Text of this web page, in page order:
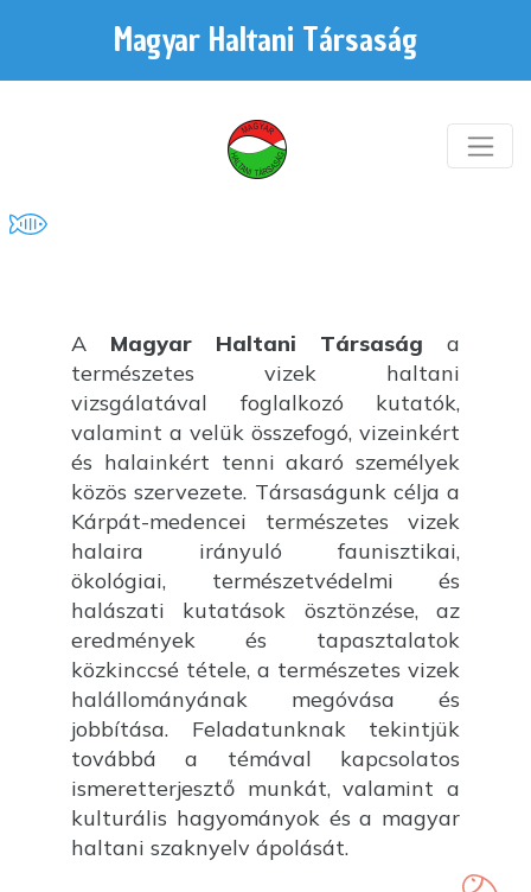
Magyar Haltani Társaság
A Magyar Haltani Társaság a
természetes vizek haltani
vizsgálatával foglalkozó kutatók,
valamint a velük összefogó, vizeinkért
és halainkért tenni akaró személyek
közös szervezete. Társaságunk célja a
Kárpát-medencei természetes vizek
halaira irányuló faunisztikai,
ökológiai, természetvédelmi és
halászati kutatások ösztönzése, az
eredmények és tapasztalatok
közkinccsé tétele, a természetes vizek
halállományának megóvása és
jobbítása. Feladatunknak tekintjük
továbbá a témával kapcsolatos
ismeretterjesztő munkát, valamint a
kulturális hagyományok és a magyar
haltani szaknyelv ápolását.